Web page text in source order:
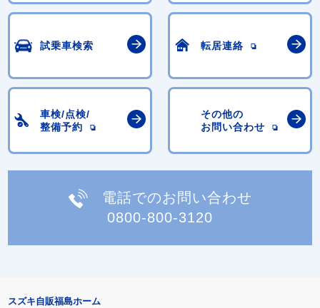
試乗車検索 転居連絡
車検/点検/
整備予約
その他の
お問い合わせ
電話でのお問い合わせ
0800-800-3120
スズキ自販福島ホーム